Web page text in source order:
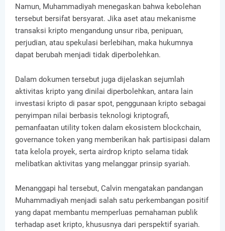
Namun, Muhammadiyah menegaskan bahwa kebolehan
tersebut bersifat bersyarat. Jika aset atau mekanisme
transaksi kripto mengandung unsur riba, penipuan,
perjudian, atau spekulasi berlebihan, maka hukumnya
dapat berubah menjadi tidak diperbolehkan.
Dalam dokumen tersebut juga dijelaskan sejumlah
aktivitas kripto yang dinilai diperbolehkan, antara lain
investasi kripto di pasar spot, penggunaan kripto sebagai
penyimpan nilai berbasis teknologi kriptografi,
pemanfaatan utility token dalam ekosistem blockchain,
governance token yang memberikan hak partisipasi dalam
tata kelola proyek, serta airdrop kripto selama tidak
melibatkan aktivitas yang melanggar prinsip syariah.
Menanggapi hal tersebut, Calvin mengatakan pandangan
Muhammadiyah menjadi salah satu perkembangan positif
yang dapat membantu memperluas pemahaman publik
terhadap aset kripto, khususnya dari perspektif syariah.